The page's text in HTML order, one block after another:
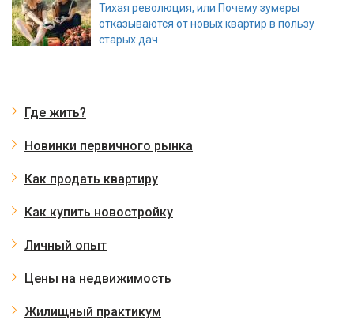
Тихая революция, или Почему зумеры
отказываются от новых квартир в пользу
старых дач
Где жить?
Новинки первичного рынка
Как продать квартиру
Как купить новостройку
Личный опыт
Цены на недвижимость
Жилищный практикум